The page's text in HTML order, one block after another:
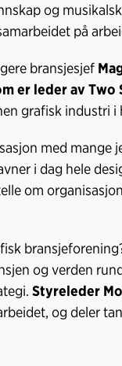
og
på
bransjesjef
er leder av Two
grafisk industri i
med
i dag hele
om
og verden
Styreleder
og deler